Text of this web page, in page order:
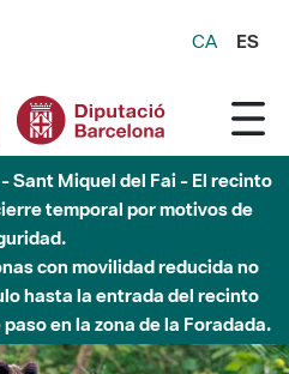
CA ES
Sant Miquel del Fai - El recinto
temporal por motivos de
con movilidad reducida no
hasta la entrada del recinto
en la zona de la Foradada.